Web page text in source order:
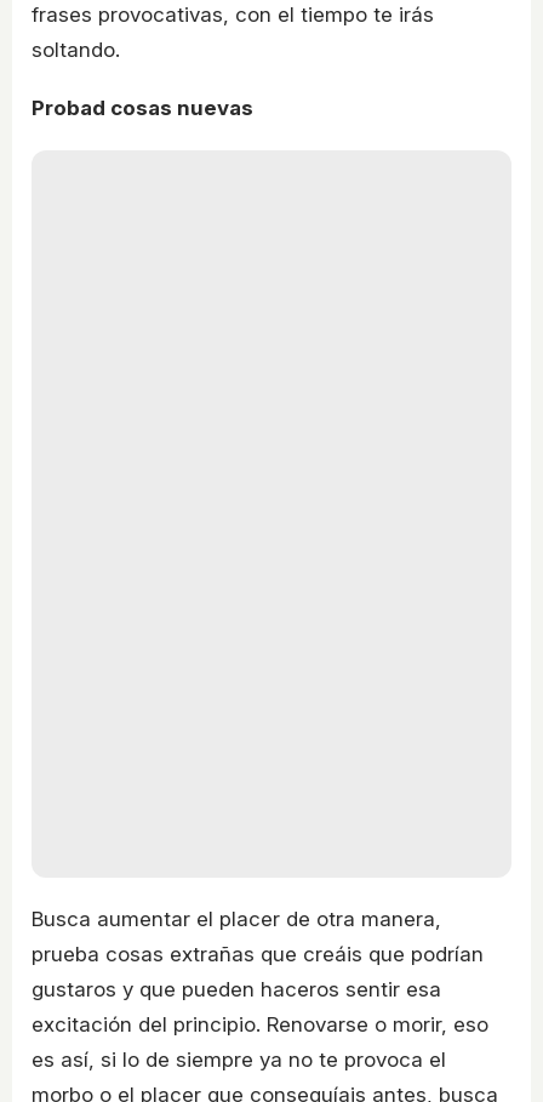
frases provocativas, con el tiempo te irás
soltando.
Probad cosas nuevas
Busca aumentar el placer de otra manera,
prueba cosas extrañas que creáis que podrían
gustaros y que pueden haceros sentir esa
excitación del principio. Renovarse o morir, eso
es así, si lo de siempre ya no te provoca el
morbo o el placer que conseguíais antes, busca